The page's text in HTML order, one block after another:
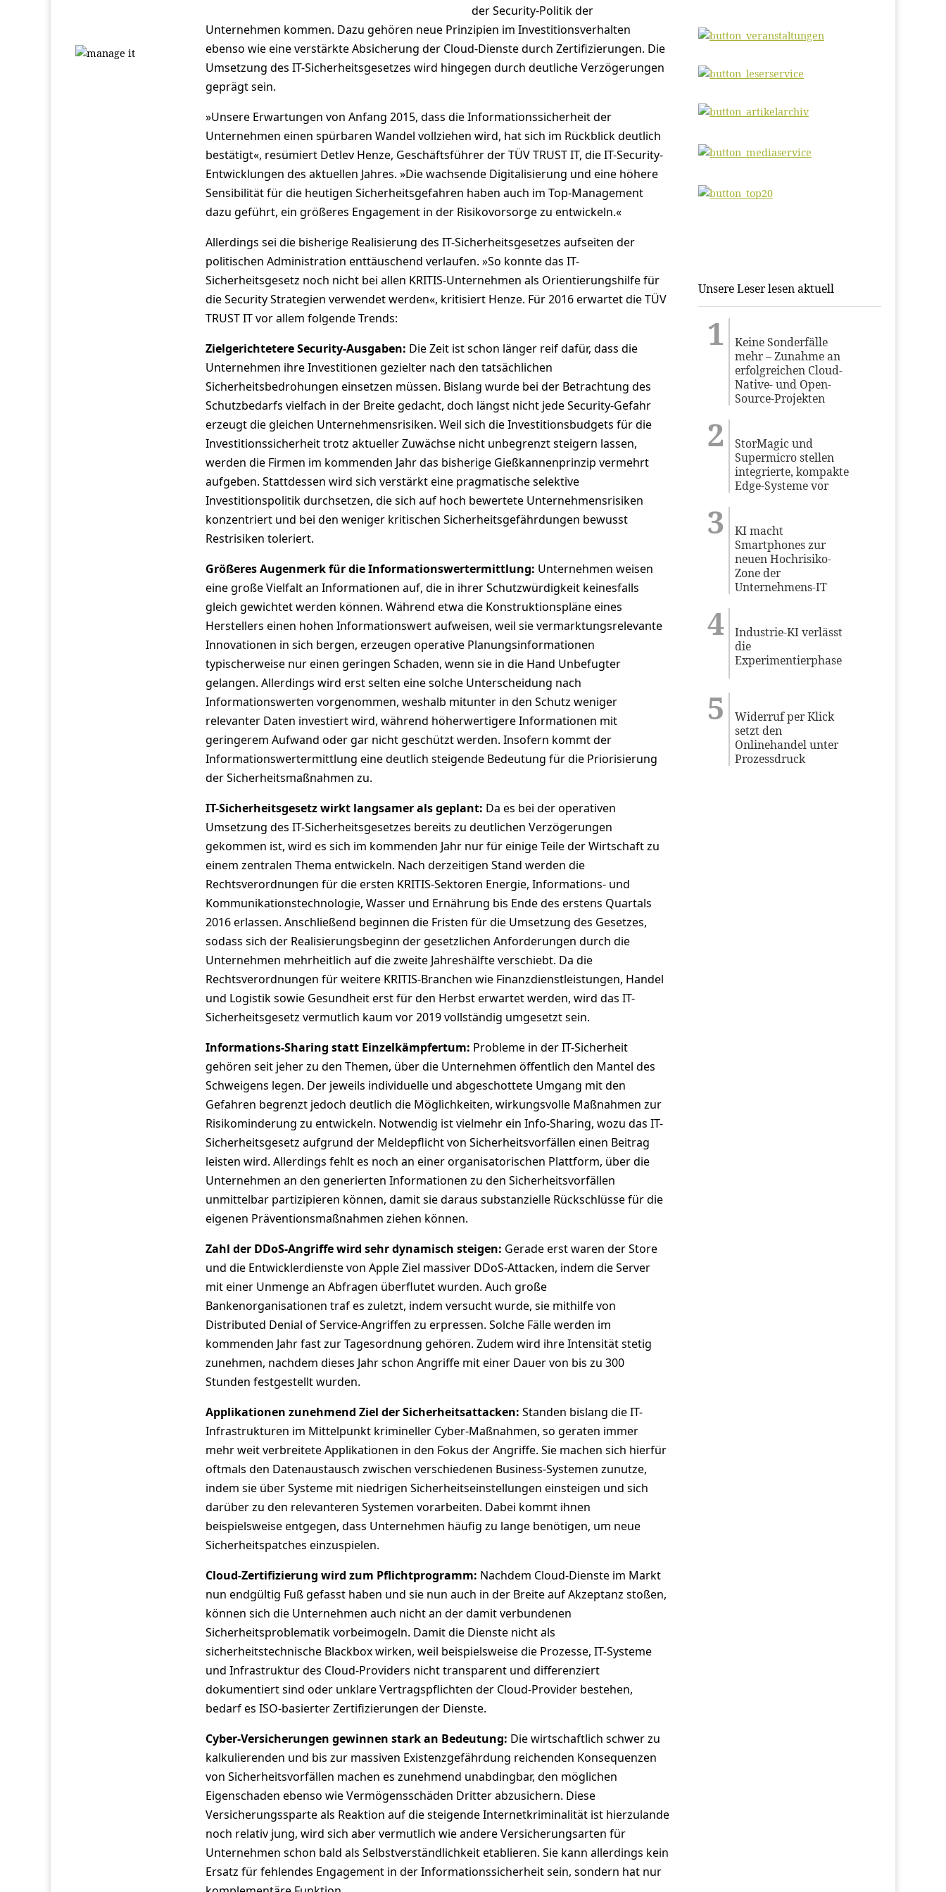
der Security-Politik der
Unternehmen kommen. Dazu gehören neue Prinzipien im Investitionsverhalten
ebenso wie eine verstärkte Absicherung der Cloud-Dienste durch Zertifizierungen. Die
Umsetzung des IT-Sicherheitsgesetzes wird hingegen durch deutliche Verzögerungen
geprägt sein.
»Unsere Erwartungen von Anfang 2015, dass die Informationssicherheit der
Unternehmen einen spürbaren Wandel vollziehen wird, hat sich im Rückblick deutlich
bestätigt«, resümiert Detlev Henze, Geschäftsführer der TÜV TRUST IT, die IT-Security-
Entwicklungen des aktuellen Jahres. »Die wachsende Digitalisierung und eine höhere
Sensibilität für die heutigen Sicherheitsgefahren haben auch im Top-Management
dazu geführt, ein größeres Engagement in der Risikovorsorge zu entwickeln.«
Allerdings sei die bisherige Realisierung des IT-Sicherheitsgesetzes aufseiten der
politischen Administration enttäuschend verlaufen. »So konnte das IT-
Sicherheitsgesetz noch nicht bei allen KRITIS-Unternehmen als Orientierungshilfe für
die Security Strategien verwendet werden«, kritisiert Henze. Für 2016 erwartet die TÜV
TRUST IT vor allem folgende Trends:
Zielgerichtetere Security-Ausgaben: Die Zeit ist schon länger reif dafür, dass die
Unternehmen ihre Investitionen gezielter nach den tatsächlichen
Sicherheitsbedrohungen einsetzen müssen. Bislang wurde bei der Betrachtung des
Schutzbedarfs vielfach in der Breite gedacht, doch längst nicht jede Security-Gefahr
erzeugt die gleichen Unternehmensrisiken. Weil sich die Investitionsbudgets für die
Investitionssicherheit trotz aktueller Zuwächse nicht unbegrenzt steigern lassen,
werden die Firmen im kommenden Jahr das bisherige Gießkannenprinzip vermehrt
aufgeben. Stattdessen wird sich verstärkt eine pragmatische selektive
Investitionspolitik durchsetzen, die sich auf hoch bewertete Unternehmensrisiken
konzentriert und bei den weniger kritischen Sicherheitsgefährdungen bewusst
Restrisiken toleriert.
Größeres Augenmerk für die Informationswertermittlung: Unternehmen weisen
eine große Vielfalt an Informationen auf, die in ihrer Schutzwürdigkeit keinesfalls
gleich gewichtet werden können. Während etwa die Konstruktionspläne eines
Herstellers einen hohen Informationswert aufweisen, weil sie vermarktungsrelevante
Innovationen in sich bergen, erzeugen operative Planungsinformationen
typischerweise nur einen geringen Schaden, wenn sie in die Hand Unbefugter
gelangen. Allerdings wird erst selten eine solche Unterscheidung nach
Informationswerten vorgenommen, weshalb mitunter in den Schutz weniger
relevanter Daten investiert wird, während höherwertigere Informationen mit
geringerem Aufwand oder gar nicht geschützt werden. Insofern kommt der
Informationswertermittlung eine deutlich steigende Bedeutung für die Priorisierung
der Sicherheitsmaßnahmen zu.
IT-Sicherheitsgesetz wirkt langsamer als geplant: Da es bei der operativen
Umsetzung des IT-Sicherheitsgesetzes bereits zu deutlichen Verzögerungen
gekommen ist, wird es sich im kommenden Jahr nur für einige Teile der Wirtschaft zu
einem zentralen Thema entwickeln. Nach derzeitigen Stand werden die
Rechtsverordnungen für die ersten KRITIS-Sektoren Energie, Informations- und
Kommunikationstechnologie, Wasser und Ernährung bis Ende des erstens Quartals
2016 erlassen. Anschließend beginnen die Fristen für die Umsetzung des Gesetzes,
sodass sich der Realisierungsbeginn der gesetzlichen Anforderungen durch die
Unternehmen mehrheitlich auf die zweite Jahreshälfte verschiebt. Da die
Rechtsverordnungen für weitere KRITIS-Branchen wie Finanzdienstleistungen, Handel
und Logistik sowie Gesundheit erst für den Herbst erwartet werden, wird das IT-
Sicherheitsgesetz vermutlich kaum vor 2019 vollständig umgesetzt sein.
Informations-Sharing statt Einzelkämpfertum: Probleme in der IT-Sicherheit
gehören seit jeher zu den Themen, über die Unternehmen öffentlich den Mantel des
Schweigens legen. Der jeweils individuelle und abgeschottete Umgang mit den
Gefahren begrenzt jedoch deutlich die Möglichkeiten, wirkungsvolle Maßnahmen zur
Risikominderung zu entwickeln. Notwendig ist vielmehr ein Info-Sharing, wozu das IT-
Sicherheitsgesetz aufgrund der Meldepflicht von Sicherheitsvorfällen einen Beitrag
leisten wird. Allerdings fehlt es noch an einer organisatorischen Plattform, über die
Unternehmen an den generierten Informationen zu den Sicherheitsvorfällen
unmittelbar partizipieren können, damit sie daraus substanzielle Rückschlüsse für die
eigenen Präventionsmaßnahmen ziehen können.
Zahl der DDoS-Angriffe wird sehr dynamisch steigen: Gerade erst waren der Store
und die Entwicklerdienste von Apple Ziel massiver DDoS-Attacken, indem die Server
mit einer Unmenge an Abfragen überflutet wurden. Auch große
Bankenorganisationen traf es zuletzt, indem versucht wurde, sie mithilfe von
Distributed Denial of Service-Angriffen zu erpressen. Solche Fälle werden im
kommenden Jahr fast zur Tagesordnung gehören. Zudem wird ihre Intensität stetig
zunehmen, nachdem dieses Jahr schon Angriffe mit einer Dauer von bis zu 300
Stunden festgestellt wurden.
Applikationen zunehmend Ziel der Sicherheitsattacken: Standen bislang die IT-
Infrastrukturen im Mittelpunkt krimineller Cyber-Maßnahmen, so geraten immer
mehr weit verbreitete Applikationen in den Fokus der Angriffe. Sie machen sich hierfür
oftmals den Datenaustausch zwischen verschiedenen Business-Systemen zunutze,
indem sie über Systeme mit niedrigen Sicherheitseinstellungen einsteigen und sich
darüber zu den relevanteren Systemen vorarbeiten. Dabei kommt ihnen
beispielsweise entgegen, dass Unternehmen häufig zu lange benötigen, um neue
Sicherheitspatches einzuspielen.
Cloud-Zertifizierung wird zum Pflichtprogramm: Nachdem Cloud-Dienste im Markt
nun endgültig Fuß gefasst haben und sie nun auch in der Breite auf Akzeptanz stoßen,
können sich die Unternehmen auch nicht an der damit verbundenen
Sicherheitsproblematik vorbeimogeln. Damit die Dienste nicht als
sicherheitstechnische Blackbox wirken, weil beispielsweise die Prozesse, IT-Systeme
und Infrastruktur des Cloud-Providers nicht transparent und differenziert
dokumentiert sind oder unklare Vertragspflichten der Cloud-Provider bestehen,
bedarf es ISO-basierter Zertifizierungen der Dienste.
Cyber-Versicherungen gewinnen stark an Bedeutung: Die wirtschaftlich schwer zu
kalkulierenden und bis zur massiven Existenzgefährdung reichenden Konsequenzen
von Sicherheitsvorfällen machen es zunehmend unabdingbar, den möglichen
Eigenschaden ebenso wie Vermögensschäden Dritter abzusichern. Diese
Versicherungssparte als Reaktion auf die steigende Internetkriminalität ist hierzulande
noch relativ jung, wird sich aber vermutlich wie andere Versicherungsarten für
Unternehmen schon bald als Selbstverständlichkeit etablieren. Sie kann allerdings kein
Ersatz für fehlendes Engagement in der Informationssicherheit sein, sondern hat nur
Unsere Leser lesen aktuell
Keine Sonderfälle
mehr – Zunahme an
erfolgreichen Cloud-
Native- und Open-
Source-Projekten
StorMagic und
Supermicro stellen
integrierte, kompakte
Edge-Systeme vor
KI macht
Smartphones zur
neuen Hochrisiko-
Zone der
Unternehmens-IT
Industrie-KI verlässt
die
Experimentierphase
Widerruf per Klick
setzt den
Onlinehandel unter
Prozessdruck